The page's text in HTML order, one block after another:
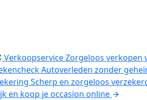
VerkoopserviceZorgeloos verkopen
Autoverleden zonder
Scherp en zorgeloos
en koop je occasion online